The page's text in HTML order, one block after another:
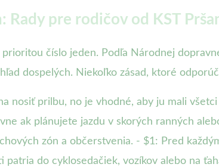
Rady pre rodičov od KST
číslo jeden. Podľa Národnej
dospelých. Niekoľko zásad, ktoré
nosiť prilbu, no je vhodné, aby ju mali
ak plánujete jazdu v skorých ranných
zón a občerstvenia. - $1: Pred
do cyklosedačiek, vozíkov alebo na